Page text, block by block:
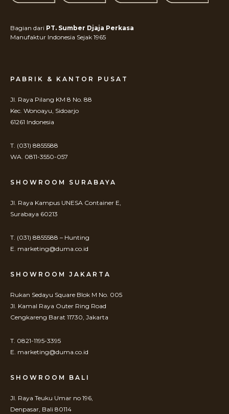
Bagian dari PT. Sumber Djaja Perkasa
Manufaktur Indonesia Sejak 1965
PABRIK & KANTOR PUSAT
Jl. Raya Pilang KM 8 No. 88
Kec. Wonoayu, Sidoarjo
61261 Indonesia
T. (031) 8855588
WA. 0811-3550-057
SHOWROOM SURABAYA
Jl. Raya Kampus UNESA Container E,
Surabaya 60213
T. (031) 8855588 – Hunting
E. marketing@duma.co.id
SHOWROOM JAKARTA
Rukan Sedayu Square Blok M No. 005
Jl. Kamal Raya Outer Ring Road
Cengkareng Barat 11730, Jakarta
T. 0821-1195-3395
E. marketing@duma.co.id
SHOWROOM BALI
Jl. Raya Teuku Umar no 196,
Denpasar, Bali 80114